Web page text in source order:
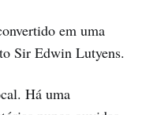
em uma
Sir Edwin Lutyens.
Há uma